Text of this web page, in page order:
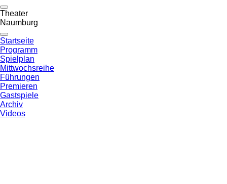
Theater
Naumburg
Startseite
Programm
Spielplan
Mittwochsreihe
Führungen
Premieren
Gastspiele
Archiv
Videos